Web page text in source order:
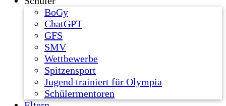
BoGy
ChatGPT
GFS
SMV
Wettbewerbe
Spitzensport
Jugend trainiert für Olympia
Schülermentoren